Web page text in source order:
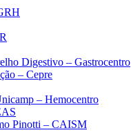
Digestivo – Gastrocentro
– Cepre
– Hemocentro
Pinotti – CAISM